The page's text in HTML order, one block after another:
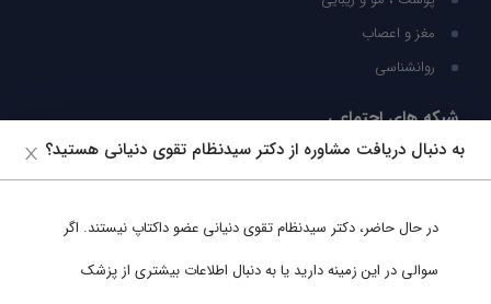
مغز و اعصاب
روانشناسی
شبکه های اجتماعی
ما را در شبکه های اجتماعی دنبال کنید
به دنبال دریافت مشاوره از دکتر سیدنظام تقوی دنیانی هستید؟
در حال حاضر، دکتر سیدنظام تقوی دنیانی عضو داکتاپ نیستند. اگر
سوالی در این زمینه دارید یا به دنبال اطلاعات بیشتری از پزشک